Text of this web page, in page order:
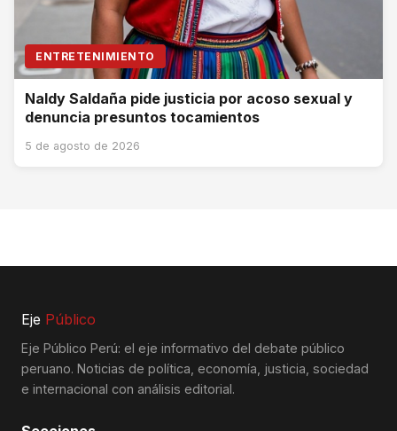
ENTRETENIMIENTO
Naldy Saldaña pide justicia por acoso sexual y
denuncia presuntos tocamientos
5 de agosto de 2026
Eje Público
Eje Público Perú: el eje informativo del debate público
peruano. Noticias de política, economía, justicia, sociedad
e internacional con análisis editorial.